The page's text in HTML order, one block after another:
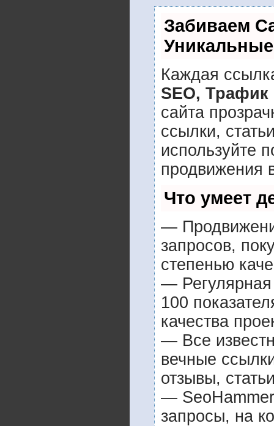
Забиваем
Каждая
SEO, Трафик
сайта
ссылки,
используйте
продвижения
Что умеет
—
запросов,
степенью
— Регулярная
100
качества
— Все
вечные
отзывы,
— SeoHammer
запросы, на